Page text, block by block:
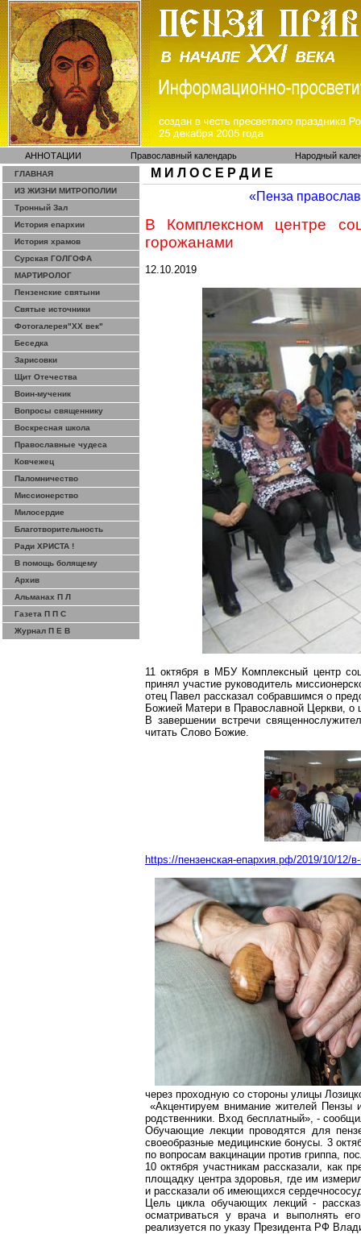
АННОТАЦИИ Православный календарь Народный
ГЛАВНАЯ
ИЗ ЖИЗНИ МИТРОПОЛИИ
Тронный Зал
История епархии
История храмов
Сурская ГОЛГОФА
МАРТИРОЛОГ
Пензенские святыни
Святые источники
Фотогалерея"ХХ век"
Беседка
Зарисовки
Щит Отечества
Воин-мученик
Вопросы священнику
Воскресная школа
Православные чудеса
Ковчежец
Паломничество
Миссионерство
Милосердие
Благотворительность
Ради ХРИСТА !
В помощь болящему
Архив
Альманах П Л
Газета П П С
Журнал П Е В
М И Л О С Е Р Д И Е
«Пенза
В Комплексном центре
горожанами
12.10.2019
11 октября в МБУ Комплексный центр
принял участие руководитель
отец Павел рассказал собравшимся о
Божией Матери в Православной Церкви, о
В завершении встречи
читать Слово Божие.
https://пензенская-епархия.рф/2019/10/12/
через проходную со стороны улицы
«Акцентируем внимание жителей
родственники. Вход бесплатный», -
Обучающие лекции проводятся для
своеобразные медицинские бонусы. 3
по вопросам вакцинации против гриппа,
10 октября участникам рассказали, как
площадку центра здоровья, где им
и рассказали об имеющихся
Цель цикла обучающих лекций -
осматриваться у врача и выполнять
реализуется по указу Президента РФ